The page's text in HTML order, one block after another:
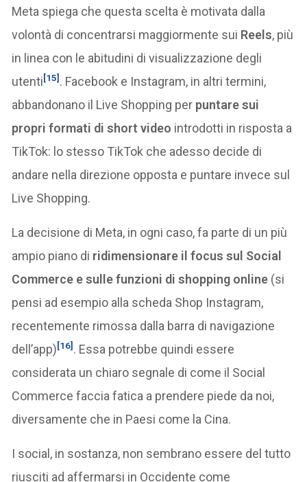
Meta spiega che questa scelta è motivata dalla
volontà di concentrarsi maggiormente sui Reels, più
in linea con le abitudini di visualizzazione degli
utenti[15] . Facebook e Instagram, in altri termini,
abbandonano il Live Shopping per puntare sui
propri formati di short video introdotti in risposta a
TikTok: lo stesso TikTok che adesso decide di
andare nella direzione opposta e puntare invece sul
Live Shopping.
La decisione di Meta, in ogni caso, fa parte di un più
ampio piano di ridimensionare il focus sul Social
Commerce e sulle funzioni di shopping online (si
pensi ad esempio alla scheda Shop Instagram,
recentemente rimossa dalla barra di navigazione
dell’app)[16] . Essa potrebbe quindi essere
considerata un chiaro segnale di come il Social
Commerce faccia fatica a prendere piede da noi,
diversamente che in Paesi come la Cina.
I social, in sostanza, non sembrano essere del tutto
riusciti ad affermarsi in Occidente come